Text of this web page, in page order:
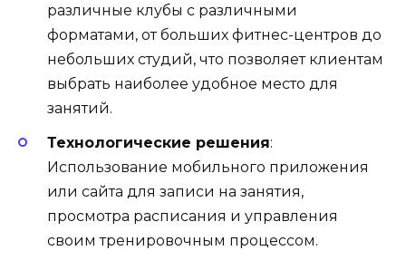
различные клубы с различными
форматами, от больших фитнес-центров до
небольших студий, что позволяет клиентам
выбрать наиболее удобное место для
занятий.
Технологические решения:
Использование мобильного приложения
или сайта для записи на занятия,
просмотра расписания и управления
своим тренировочным процессом.